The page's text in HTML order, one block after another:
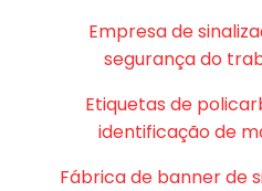
Empresa de
segurança do
Etiquetas de
identificação de
Fábrica de banner de